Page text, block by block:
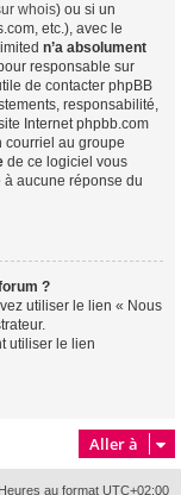
whois) ou si un
etc.), avec le
n’a absolument
responsable sur
de contacter phpBB
responsabilité,
Internet phpbb.com
courriel au groupe
de ce logiciel vous
aucune réponse du
?
utiliser le lien « Nous
utiliser le lien
Aller à
Heures au format UTC+02:00